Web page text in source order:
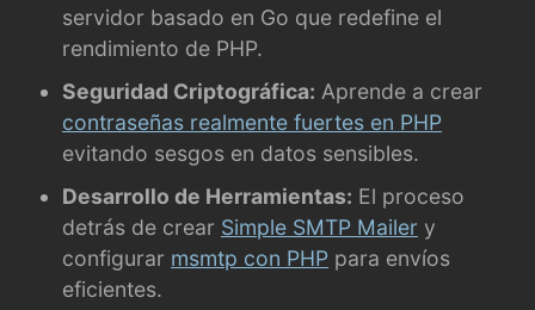
servidor basado en Go que redefine el
rendimiento de PHP.
Seguridad Criptográfica: Aprende a crear
contraseñas realmente fuertes en PHP
evitando sesgos en datos sensibles.
Desarrollo de Herramientas: El proceso
detrás de crear Simple SMTP Mailer y
configurar msmtp con PHP para envíos
eficientes.